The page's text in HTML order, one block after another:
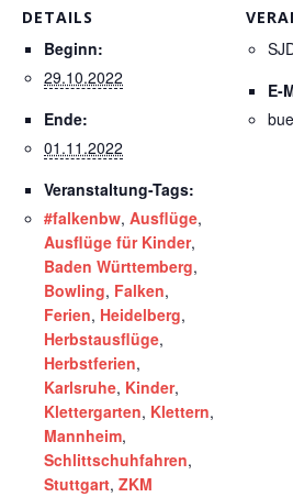
DETAILS
Beginn:
29.10.2022
Ende:
01.11.2022
Veranstaltung-Tags:
#falkenbw, Ausflüge,
Ausflüge für Kinder,
Baden Württemberg,
Bowling, Falken,
Ferien, Heidelberg,
Herbstausflüge,
Herbstferien,
Karlsruhe, Kinder,
Klettergarten, Klettern,
Mannheim,
Schlittschuhfahren,
Stuttgart, ZKM
E-